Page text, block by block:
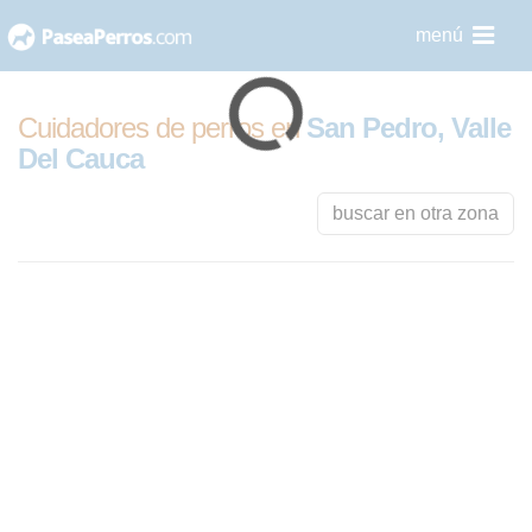
al
menú
Cuidadores de perros enSan Pedro, Valle
Del Cauca
buscar en otra zona